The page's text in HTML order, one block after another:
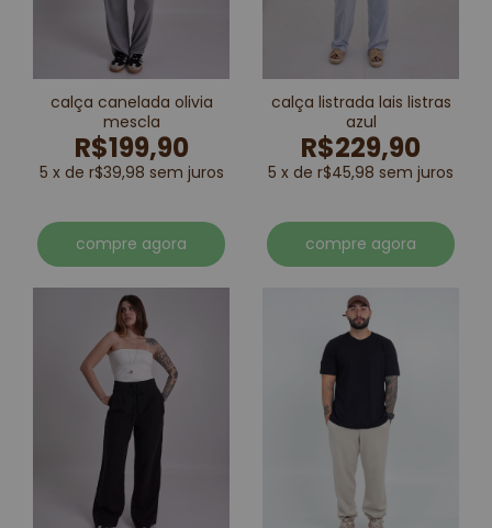
calça canelada olivia
mescla
R$199,90
5 x de r$39,98 sem juros
compre agora
calça listrada lais listras
azul
R$229,90
5 x de r$45,98 sem juros
compre agora